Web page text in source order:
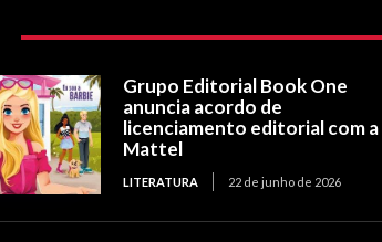
Grupo Editorial Book One
anuncia acordo de
licenciamento editorial com a
Mattel
LITERATURA 22 de junho de 2026